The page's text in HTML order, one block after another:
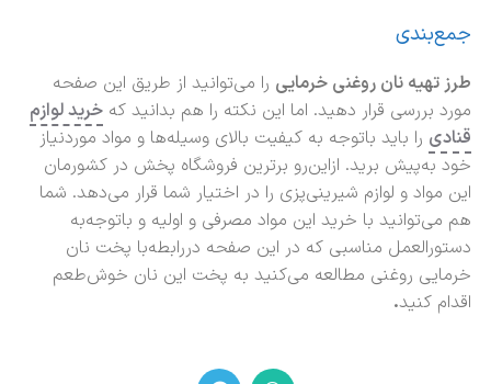
جمع‌بندی
طرز تهیه نان روغنی خرمایی را می‌توانید از طریق این صفحه
مورد بررسی قرار دهید. اما این نکته را هم بدانید که خرید لوازم
قنادی را باید باتوجه به کیفیت بالای وسیله‌ها و مواد موردنیاز
خود به‌پیش برید. ازاین‌رو برترین فروشگاه پخش در کشورمان
این مواد و لوازم شیرینی‌پزی را در اختیار شما قرار می‌دهد. شما
هم می‌توانید با خرید این مواد مصرفی و اولیه و باتوجه‌به
دستورالعمل مناسبی که در این صفحه دررابطه‌با پخت نان
خرمایی روغنی مطالعه می‌کنید به پخت این نان خوش‌طعم
اقدام کنید.